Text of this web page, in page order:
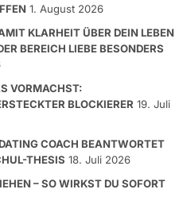
1. August 2026
KLARHEIT ÜBER DEIN LEBEN
BEREICH LIEBE BESONDERS
VORMACHST:
BLOCKIERER 19. Juli
COACH BEANTWORTET
THESIS 18. Juli 2026
– SO WIRKST DU SOFORT